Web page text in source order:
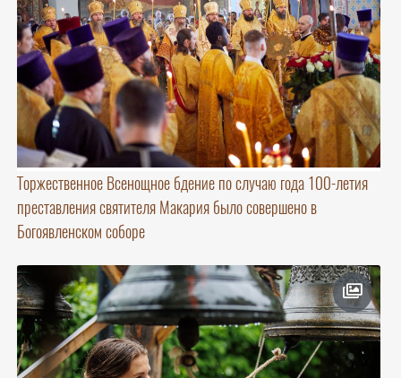
Торжественное Всенощное бдение по случаю года 100-летия
преставления святителя Макария было совершено в
Богоявленском соборе